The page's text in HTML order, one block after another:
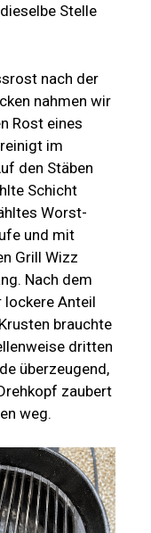
Stelle
nach der
nahmen wir
Rost eines
im
den Stäben
Schicht
Worst-
und mit
Grill Wizz
Nach dem
lockere Anteil
brauchte
dritten
überzeugend,
zaubert
weg.